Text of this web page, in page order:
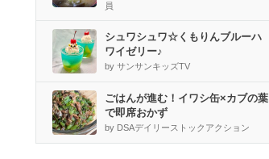
員
シュワシュワ☆くもりんブルーハ
ワイゼリー♪
by サンサンキッズTV
ごはんが進む！イワシ缶×カブの葉
で即席おかず
by DSAデイリーストックアクション